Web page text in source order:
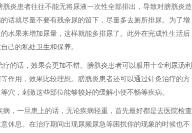
炎患者往往不能无将尿液一次性全部排出，导致对膀胱炎造
话就尽量不要有残余尿的留下，尽量多去厕所排尿。为了增
水果来增加尿量，这样就能多排尿了。此外在完成性生活后
己的私处卫生和保养。
的话，效果会更加不错。膀胱炎患者可以服用十金利尿汤利
作用，效果比较理想。膀胱炎患者还可以通过针灸治疗的方
穴，刺激这些部位能够较好的缓解小便不畅等疾病。
，一旦患上的话，无论疾病轻重，首先最好都是去医院检查
休息。在治疗期间出现尿频尿急等困扰你的现象的时候也不